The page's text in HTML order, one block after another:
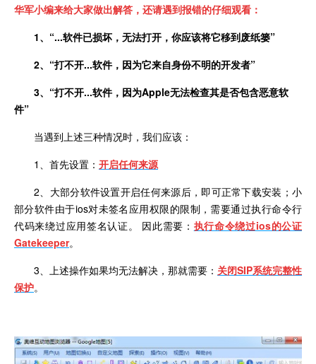
华军小编来给大家做出解答，还请遇到报错的仔细观看：
1、 “...软件已损坏，无法打开，你应该将它移到废纸篓”
2、 “打不开...软件，因为它来自身份不明的开发者”
3、 “打不开...软件，因为Apple无法检查其是否包含恶意软
件”
当遇到上述三种情况时，我们应该：
1、首先设置： 开启任何来源
2 、大部分软件设置开启任何来源后，即可正常下载安装；小
部分软件由于ios对未签名应用权限的限制，需要通过执行命令行
代码来绕过应用签名认证。 因此需要： 执行命令绕过ios的公证
Gatekeeper。
3 、上述操作如果均无法解决，那就需要： 关闭SIP系统完整性
保护。